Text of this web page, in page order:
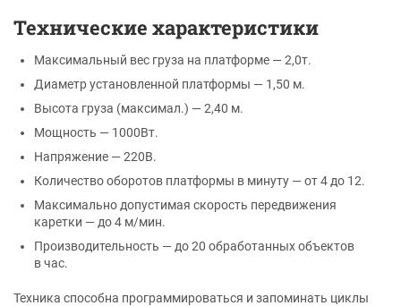
Технические характеристики
Максимальный вес груза на платформе — 2,0т.
Диаметр установленной платформы — 1,50 м.
Высота груза (максимал.) — 2,40 м.
Мощность — 1000Вт.
Напряжение — 220В.
Количество оборотов платформы в минуту — от 4 до 12.
Максимально допустимая скорость передвижения
каретки — до 4 м/мин.
Производительность — до 20 обработанных объектов
в час.
Техника способна программироваться и запоминать циклы